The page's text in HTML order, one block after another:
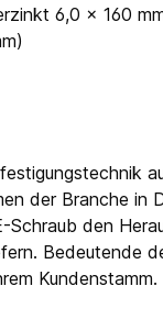
6,0 x 160
der Branche in
den
Bedeutende
Kundenstamm.